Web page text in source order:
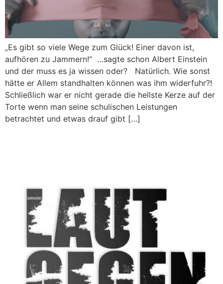
„Es gibt so viele Wege zum Glück! Einer davon ist,
aufhören zu Jammern!“ …sagte schon Albert Einstein
und der muss es ja wissen oder? Natürlich. Wie sonst
hätte er Allem standhalten können was ihm widerfuhr?!
Schließlich war er nicht gerade die hellste Kerze auf der
Torte wenn man seine schulischen Leistungen
betrachtet und etwas drauf gibt […]